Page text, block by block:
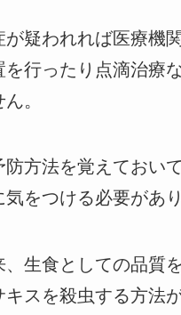
疑われれば医療機
を行ったり点滴治療
。
方法を覚えておい
をつける必要があり
、生食としての品質
キスを殺虫する方法